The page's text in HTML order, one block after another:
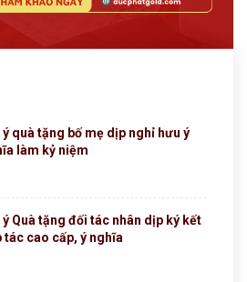
ý quà tặng bố mẹ dịp nghỉ hưu ý
làm kỷ niệm
ý Quà tặng đối tác nhân dịp ký kết
tác cao cấp, ý nghĩa